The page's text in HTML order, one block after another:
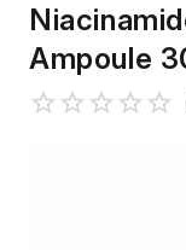
Ampoule